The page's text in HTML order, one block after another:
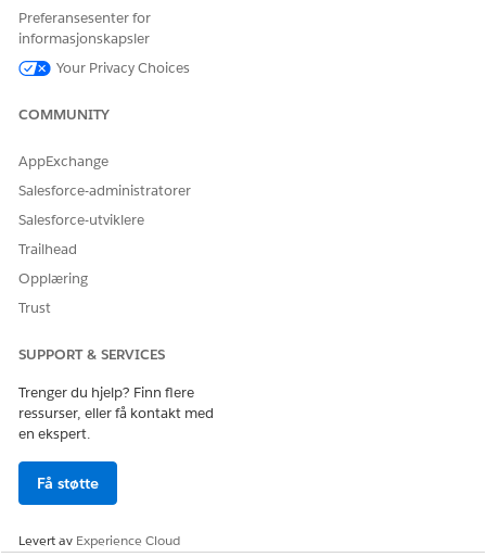
Velg behandlingsprogrammet som du har knyttet til den
valgte samsvarsmalen.
Velg en startdato.
Bekreft syklene, og lagre endringene.
HJALP DENNE ARTIKKELEN MED Å LØSE PROBLEMET DITT?
Preferansesenter for
informasjonskapsler
Your Privacy Choices
COMMUNITY
AppExchange
Salesforce-administratorer
Salesforce-utviklere
Trailhead
Opplæring
Trust
SUPPORT & SERVICES
Trenger du hjelp? Finn flere
ressurser, eller få kontakt med
en ekspert.
Få støtte
Levert av Experience Cloud